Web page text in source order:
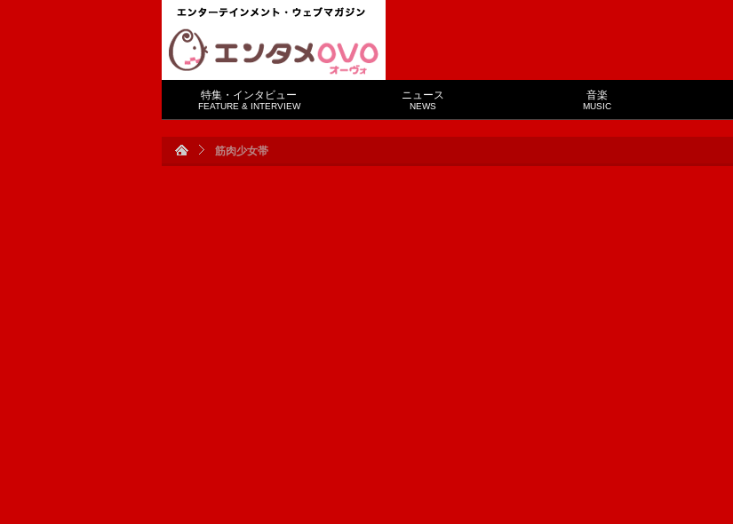
特集・インタビュー
FEATURE & INTERVIEW
ニュース
NEWS
音楽
MUSIC
筋肉少女帯